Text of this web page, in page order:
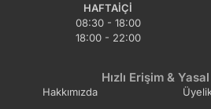
HAFTAIÇI
08:30 - 18:00
18:00 - 22:00
Hızlı Erişim &
Hakkımızda